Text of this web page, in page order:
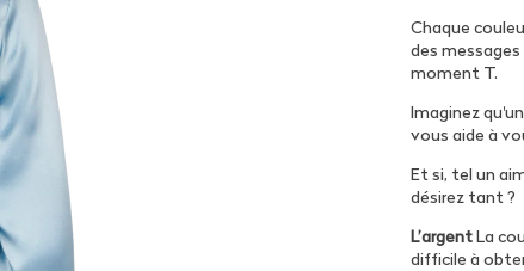
Chaque
des messages
moment T.
Imaginez
vous aide à
Et si, tel un
désirez tant ?
L’argent La
difficile à